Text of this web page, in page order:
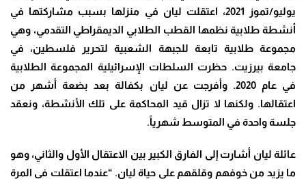
يوليو/تموز 2021، اعتقلت ليان في منزلها بسبب مشاركتها في
أنشطة طلابية نظمها القطب الطلابي الديمقراطي التقدمي، وهي
مجموعة طلابية تابعة للجبهة الشعبية لتحرير فلسطين، في
جامعة بيرزيت. حظرت السلطات الإسرائيلية المجموعة الطلابية
في عام 2020. وأفرجت عن ليان بكفالة بعد بضعة أشهر من
اعتقالها. ولكنها لا تزال قيد المحاكمة على تلك الأنشطة، ونعقد
جلسة واحدة في المتوسط ​​شهرياً.
عائلة ليان أشارت إلى الفارق الكبير بين الاعتقال الأول والثاني، وهو
ما يزيد من خوفهم وقلقهم على حياة ليان. “عندما اعتقلت في المرة